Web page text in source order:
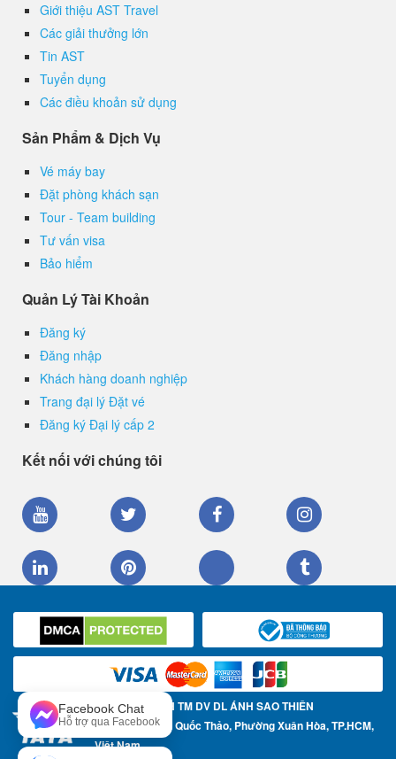
Giới thiệu AST Travel
Các giải thưởng lớn
Tin AST
Tuyển dụng
Các điều khoản sử dụng
Sản Phẩm & Dịch Vụ
Vé máy bay
Đặt phòng khách sạn
Tour - Team building
Tư vấn visa
Bảo hiểm
Quản Lý Tài Khoản
Đăng ký
Đăng nhập
Khách hàng doanh nghiệp
Trang đại lý Đặt vé
Đăng ký Đại lý cấp 2
Kết nối với chúng tôi
CÔNG TY TNHH TM DV DL ÁNH SAO THIÊN
Địa chỉ: 57 Trần Quốc Thảo, Phường Xuân Hòa, TP.HCM,
Việt Nam
Facebook Chat
Hỗ trợ qua Facebook